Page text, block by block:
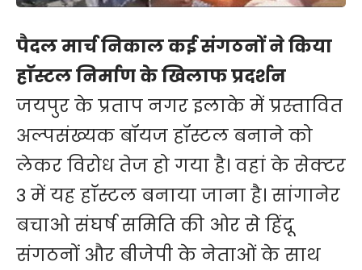
पैदल मार्च निकाल कई संगठनों ने किया
हाॅस्टल निर्माण के खिलाफ प्रदर्शन
जयपुर के प्रताप नगर इलाके में प्रस्तावित
अल्पसंख्यक बॉयज हॉस्टल बनाने को
लेकर विरोध तेज हो गया है। वहां के सेक्टर
3 में यह हाॅस्टल बनाया जाना है। सांगानेर
बचाओ संघर्ष समिति की ओर से हिंदू
संगठनों और बीजेपी के नेताओं के साथ